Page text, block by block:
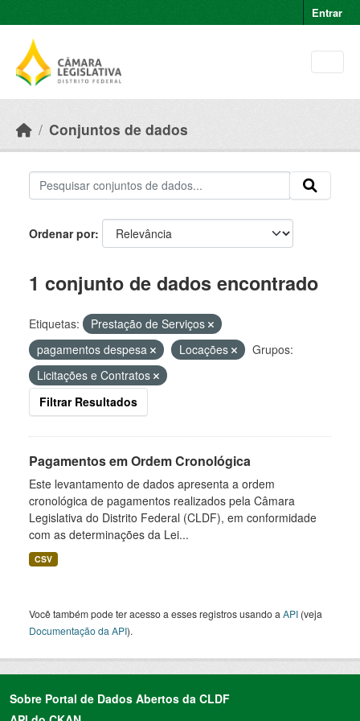
Entrar
Conjuntos de dados
Ordenar por
1 conjunto de dados encontrado
Etiquetas:
Prestação de Serviços
pagamentos despesa
Locações
Grupos:
Licitações e Contratos
Filtrar Resultados
Pagamentos em Ordem Cronológica
Este levantamento de dados apresenta a ordem
cronológica de pagamentos realizados pela Câmara
Legislativa do Distrito Federal (CLDF), em conformidade
com as determinações da Lei...
CSV
Você também pode ter acesso a esses registros usando a API (veja
Documentação da API).
Sobre Portal de Dados Abertos da CLDF